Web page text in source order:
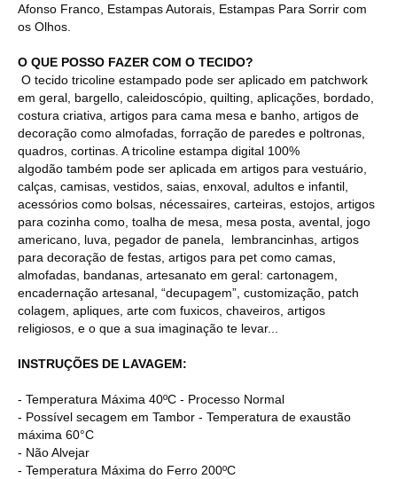
Afonso Franco, Estampas Autorais, Estampas Para Sorrir com
os Olhos.
O QUE POSSO FAZER COM O TECIDO?
O tecido tricoline estampado pode ser aplicado em patchwork
em geral, bargello, caleidoscópio, quilting, aplicações, bordado,
costura criativa, artigos para cama mesa e banho, artigos de
decoração como almofadas, forração de paredes e poltronas,
quadros, cortinas. A tricoline estampa digital 100%
algodão também pode ser aplicada em artigos para vestuário,
calças, camisas, vestidos, saias, enxoval, adultos e infantil,
acessórios como bolsas, nécessaires, carteiras, estojos, artigos
para cozinha como, toalha de mesa, mesa posta, avental, jogo
americano, luva, pegador de panela, lembrancinhas, artigos
para decoração de festas, artigos para pet como camas,
almofadas, bandanas, artesanato em geral: cartonagem,
encadernação artesanal, “decupagem”, customização, patch
colagem, apliques, arte com fuxicos, chaveiros, artigos
religiosos, e o que a sua imaginação te levar...
INSTRUÇÕES DE LAVAGEM:
- Temperatura Máxima 40ºC - Processo Normal
- Possível secagem em Tambor - Temperatura de exaustão
máxima 60°C
- Não Alvejar
- Temperatura Máxima do Ferro 200ºC